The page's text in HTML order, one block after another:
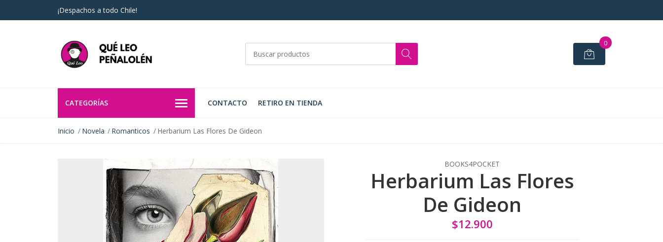
¡Despachos a todo Chile!
0
CATEGORÍAS CONTACTO RETIRO EN TIENDA
Inicio Novela Romanticos Herbarium Las Flores De Gideon
BOOKS4POCKET
Herbarium Las Flores
De Gideon
$12.900